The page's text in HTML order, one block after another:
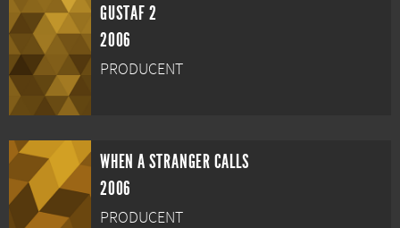
GUSTAF 2
2006
PRODUCENT
WHEN A STRANGER CALLS
2006
PRODUCENT